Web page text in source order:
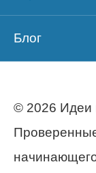
Блог
© 2026 Идеи